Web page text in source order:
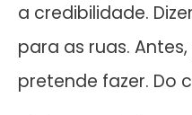
a credibilidade.
para as ruas.
pretende fazer. Do